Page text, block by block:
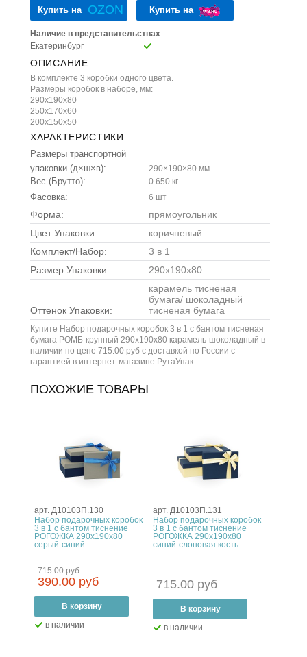
Купить на OZON Купить на
Наличие в представительствах
Екатеринбург
ОПИСАНИЕ
В комплекте 3 коробки одного цвета.
Размеры коробок в наборе, мм:
290х190х80
250х170х60
200х150х50
ХАРАКТЕРИСТИКИ
Размеры транспортной
упаковки (д×ш×в):
290×190×80 мм
Вес (Брутто): 0.650 кг
Фасовка: 6 шт
Форма:
прямоугольник
Цвет Упаковки:
коричневый
Комплект/Набор:
3 в 1
Размер Упаковки:
290x190x80
Оттенок Упаковки:
карамель тисненая
бумага/ шоколадный
тисненая бумага
Купите Набор подарочных коробок 3 в 1 с бантом тисненая
бумага РОМБ-крупный 290x190x80 карамель-шоколадный в
наличии по цене 715.00 руб с доставкой по России с
гарантией в интернет-магазине РутаУпак.
ПОХОЖИЕ ТОВАРЫ
арт. Д10103П.130
Набор подарочных коробок
3 в 1 с бантом тиснение
РОГОЖКА 290x190x80
серый-синий
715.00 руб
390.00 руб
+
В корзину
в наличии
арт. Д10103П.131
Набор подарочных коробок
3 в 1 с бантом тиснение
РОГОЖКА 290x190x80
синий-слоновая кость
715.00 руб
+
В корзину
в наличии